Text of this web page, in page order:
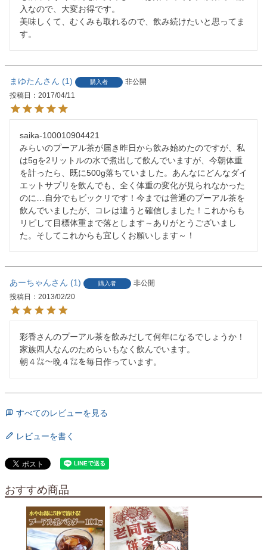
入なので、大変お得です。
美味しくて、むくみも取れるので、飲み続けたいと思ってま
す。
まゆたん 1 購入者
非公開
投稿日
2017/04/11
saika-100010904421
みらいのプーアル茶が届き昨日から飲み始めたのですが、私
は5gを2リットルの水で煮出して飲んでいますが、今朝体重
を計ったら、既に500g落ちていました。あんなにどんなダイ
エットサプリを飲んでも、全く体重の変化が見られなかった
のに…自分でもビックリです！今までは普通のプーアル茶を
飲んでいましたが、コレは違うと確信しました！これからも
リピして目標体重まで落とします～ありがとうございまし
た。そしてこれからも宜しくお願いします～！
あーちゃん 1 購入者
非公開
投稿日
2013/02/20
彩香さんのプーアル茶を飲みだして何年になるでしょうか！
家族四人なんのためらいもなく飲んでいます。
朝４㍑～晩４㍑を毎日作っています。
すべてのレビューを見る
レビューを書く
おすすめ商品